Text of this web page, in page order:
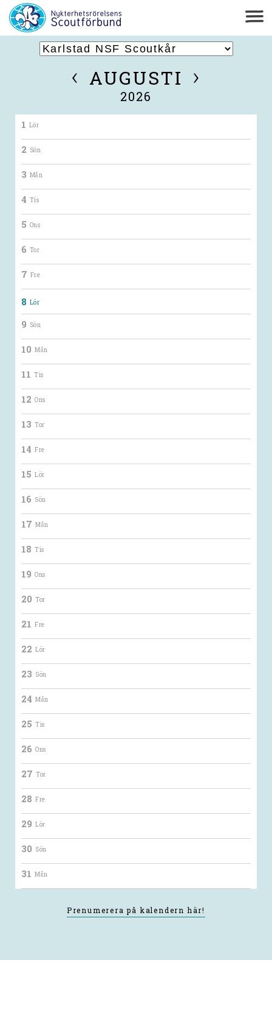
‹ AUGUSTI ›
2026
1 Lör
2 Sön
3 Mån
4 Tis
5 Ons
6 Tor
7 Fre
8 Lör
9 Sön
10Mån
11Tis
12Ons
13Tor
14Fre
15Lör
16 Sön
17Mån
18Tis
19Ons
20Tor
21Fre
22Lör
23 Sön
24Mån
25Tis
26Ons
27Tor
28Fre
29Lör
30 Sön
31Mån
Prenumerera på kalendern här!